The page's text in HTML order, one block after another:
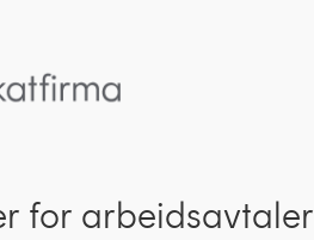
for arbeidsavtaler